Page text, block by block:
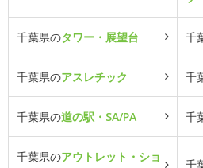
千葉県のタワー・展望台 千
千葉県のアスレチック 千
千葉県の道の駅・SA/PA 千
千葉県のアウトレット・ショ
千